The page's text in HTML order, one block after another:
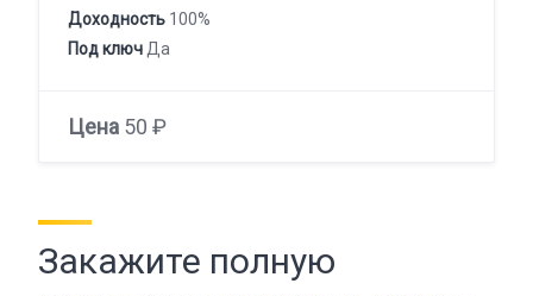
Доходность 100%
Под ключ Да
Цена 50 ₽
Закажите полную